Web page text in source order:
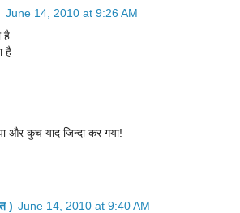
June 14, 2010 at 9:26 AM
है
है
और कुच याद जिन्दा कर गया!
) June 14, 2010 at 9:40 AM